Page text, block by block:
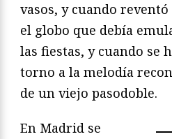
vasos, y cuando
el globo que debía
las fiestas, y cuando se
torno a la melodía
de un viejo pasodoble.
En Madrid se